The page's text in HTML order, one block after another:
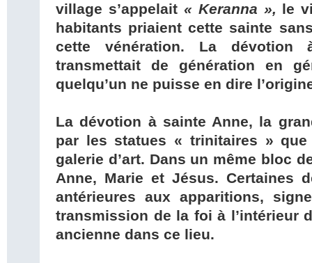
village s’appelait « Keranna », le
habitants priaient cette sainte
cette vénération. La dévotion
transmettait de génération en
quelqu’un ne puisse en dire
La dévotion à sainte Anne, la
par les statues « trinitaires »
galerie d’art. Dans un même bloc
Anne, Marie et Jésus. Certaines
antérieures aux apparitions,
transmission de la foi à l’intérieur
ancienne dans ce lieu.